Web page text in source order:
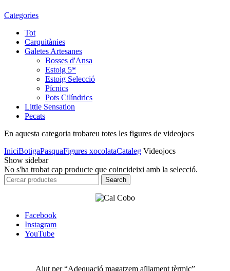
Categories
Tot
Carquitànies
Galetes Artesanes
Bosses d'Ansa
Estoig 5*
Estoig Selecció
Pícnics
Pots Cilíndrics
Little Sensation
Pecats
En aquesta categoria trobareu totes les figures de videojocs
IniciBotigaPasquaFigures xocolataCataleg Videojocs
Show sidebar
No s'ha trobat cap producte que coincideixi amb la selecció.
Search
for:
Search
Facebook
Instagram
YouTube
Ajut per “Adequació magatzem aïllament tèrmic”